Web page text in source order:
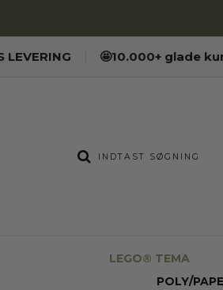
LEVERING 🤩10.000+ glade
LEGO® TEMA
POLY/